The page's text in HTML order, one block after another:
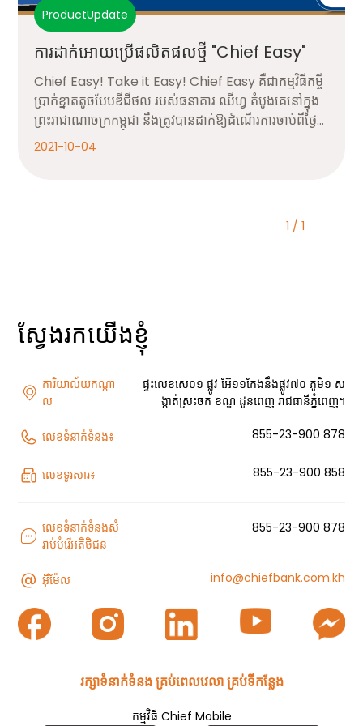
ProductUpdate
ការដាក់អោយប្រើផលិតផលថ្មី "Chief Easy"
Chief Easy! Take it Easy! Chief Easy គឺជាកម្មវិធីកម្ចី
ប្រាក់ខ្នាតតូចបែបឌីជីថល របស់ធនាគារ ឈីហ្វ តំបូងគេនៅក្នុង
ព្រះរាជាណាចក្រកម្ពុជា នឹងត្រូវបានដាក់ឱ្យដំណើរការចាប់ពីថ្ងៃទី
១ ខែតុលា ឆ្នាំ២០២១នេះតទៅ ហើយអតិថិជននឹងទទួលបាននៅ
2021-10-04
1 / 1
ស្វែងរក​យើងខ្ញុំ
ការិយាល័យកណ្តា
ល
ផ្ទះលេខសេ០១ ផ្លូវ អ៊ែ១១កែងនឹងផ្លូវ៧០ ភូមិ១ ស
ង្កាត់ស្រះចក ខណ្ឌ ដូនពេញ រាជធានីភ្នំពេញ។
លេខទំនាក់ទំនង៖ 855-23-900 878
លេខទូរសារ៖ 855-23-900 858
លេខទំនាក់ទំនងសំ
រាប់បំរើអតិថិជន
855-23-900 878
អ៊ីម៉ែល info@chiefbank.com.kh
រក្សាទំនាក់ទំនង គ្រប់ពេលវេលា គ្រប់ទីកន្លែង
កម្មវិធី​ Chief Mobile